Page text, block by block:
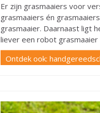
Er zijn grasmaaiers voor
grasmaaiers én
grasmaaier. Daarnaast ligt
liever een robot
Ontdek ook: